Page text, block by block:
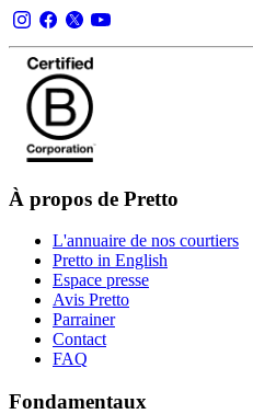
À propos de Pretto
L'annuaire de nos courtiers
Pretto in English
Espace presse
Avis Pretto
Parrainer
Contact
FAQ
Fondamentaux